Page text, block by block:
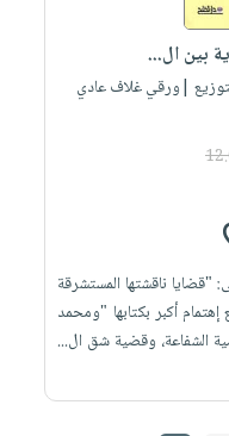
بين ال...
|ورقي غلاف عادي
"قضايا ناقشتها المستشرقة
إهتمام أكبر بكتابها "ومحمد
الشفاعة، وقضية شق ال...